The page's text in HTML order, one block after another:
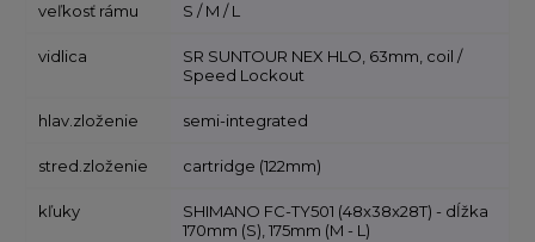
veľkosť rámu S / M / L
vidlica
SR SUNTOUR NEX HLO, 63mm, coil /
Speed Lockout
hlav.zloženie semi-integrated
stred.zloženie cartridge (122mm)
kľuky
SHIMANO FC-TY501 (48x38x28T) - dĺžka
170mm (S), 175mm (M - L)